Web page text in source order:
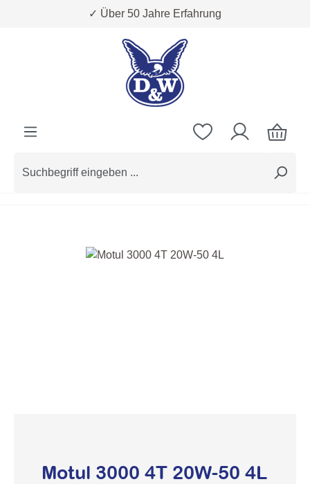
Zum Hauptinhalt springen✓ Über 50 Jahre Erfahrung
Bildergalerie überspringen
Motul 3000 4T 20W-50 4L